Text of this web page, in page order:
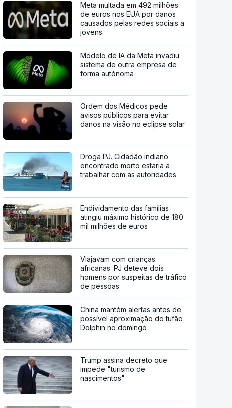
Meta multada em 492 milhões
de euros nos EUA por danos
causados pelas redes sociais a
jovens
Modelo de IA da Meta invadiu
sistema de outra empresa de
forma autónoma
Ordem dos Médicos pede
avisos públicos para evitar
danos na visão no eclipse solar
Droga PJ. Cidadão indiano
encontrado morto estaria a
trabalhar com as autoridades
Endividamento das famílias
atingiu máximo histórico de 180
mil milhões de euros
Viajavam com crianças
africanas. PJ deteve dois
homens por suspeitas de tráfico
de pessoas
China mantém alertas antes de
possível aproximação do tufão
Dolphin no domingo
Trump assina decreto que
impede "turismo de
nascimentos"